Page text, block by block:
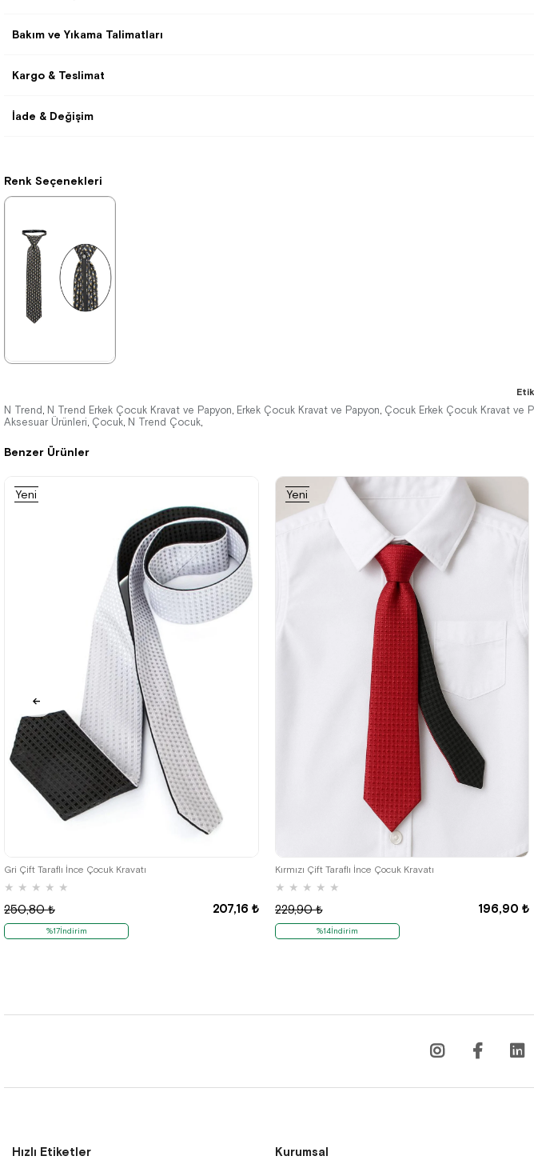
Benzer Ürünler
Gri Çift Taraflı İnce Çocuk Kravatı
★ ★ ★ ★ ★
207,16 ₺
250,80 ₺
%17İndirim
Yeni
Kırmızı Çift Taraflı İnce Çocuk Kravatı
★ ★ ★ ★ ★
196,90 ₺
229,90 ₺
%14İndirim
Yeni
Ürün
Bakım ve Yıkama Talimatları
Kargo & Teslimat
İade & Değişim
Renk Seçenekleri
208,99 ₺
285,99 ₺
N Trend , N Trend Erkek Çocuk Kravat ve Papyon, Erkek Çocuk Kravat ve Papyon, Çocuk Erkek Çocuk Kravat ve
Aksesuar Ürünleri, Çocuk, N Trend Çocuk,
Hızlı Etiketler Kurumsal